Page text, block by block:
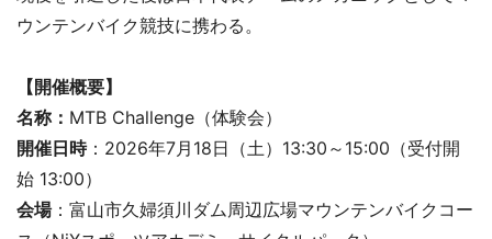
ウンテンバイク競技に携わる。
【開催概要】
名称： MTB Challenge（体験会）
開催日時：2026年7月18日（土）13:30～15:00（受付開
始 13:00）
会場：富山市久婦須川ダム周辺広場マウンテンバイクコー